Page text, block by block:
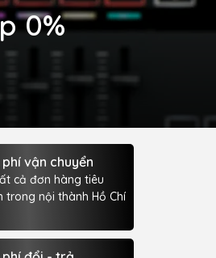
0%
phí vận chuyển
cả đơn hàng tiêu
trong nội thành Hồ Chí